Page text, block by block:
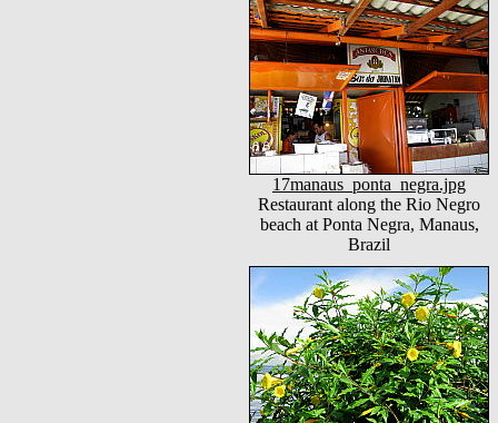
17manaus_ponta_negra.jpg
Restaurant along the Rio Negro
beach at Ponta Negra, Manaus,
Brazil